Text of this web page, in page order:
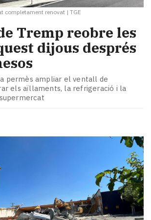
completament renovat | TGE
Tremp reobre les
dijous després
permès ampliar el ventall de
els aïllaments, la refrigeració i la